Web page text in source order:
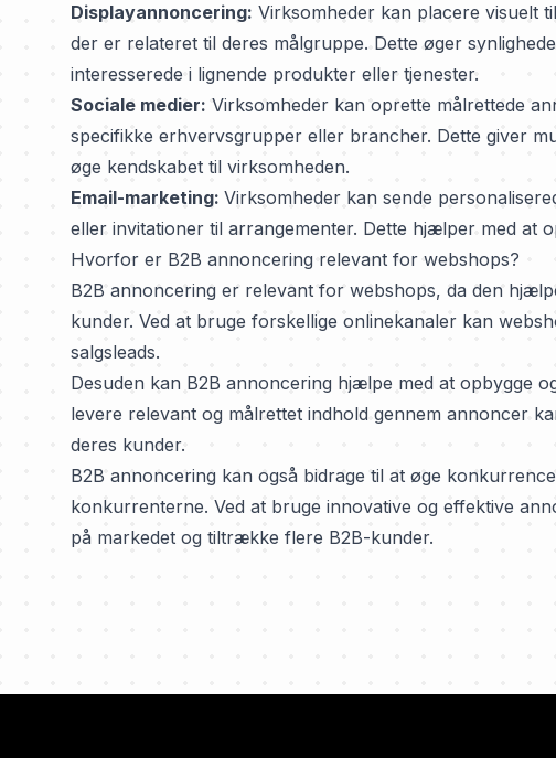
Displayannoncering: Virksomheder kan placere visuelt
der er relateret til deres målgruppe. Dette øger
interesserede i lignende produkter eller tjenester.
Sociale medier: Virksomheder kan oprette målrettede
specifikke erhvervsgrupper eller brancher. Dette giver
øge kendskabet til virksomheden.
Email-marketing: Virksomheder kan sende
eller invitationer til arrangementer. Dette hjælper med at
Hvorfor er B2B annoncering relevant for webshops?
B2B annoncering er relevant for webshops, da den
kunder. Ved at bruge forskellige onlinekanaler kan
salgsleads.
Desuden kan B2B annoncering hjælpe med at opbygge
levere relevant og målrettet indhold gennem annoncer
deres kunder.
B2B annoncering kan også bidrage til at øge
konkurrenterne. Ved at bruge innovative og effektive
på markedet og tiltrække flere B2B-kunder.